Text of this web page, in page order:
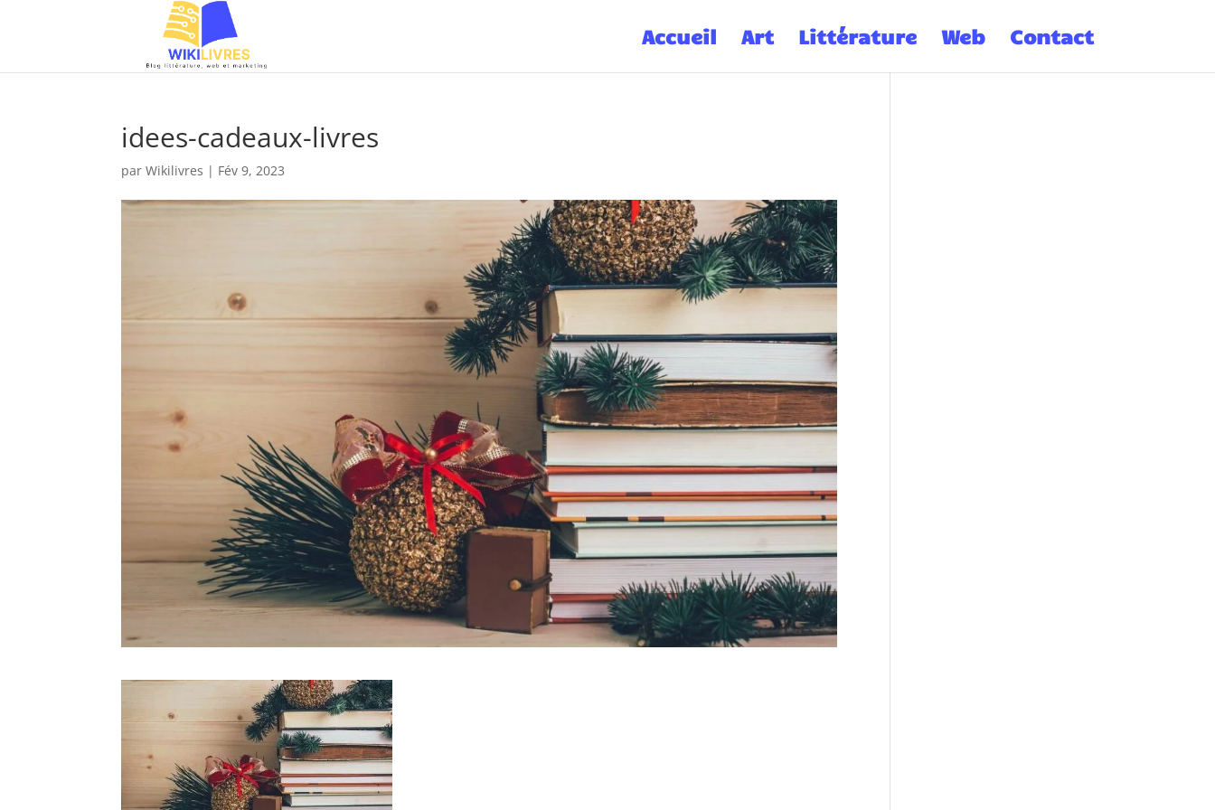
Accueil Art Littérature Web Contact
idees-cadeaux-livres
parWikilivres | Fév 9, 2023